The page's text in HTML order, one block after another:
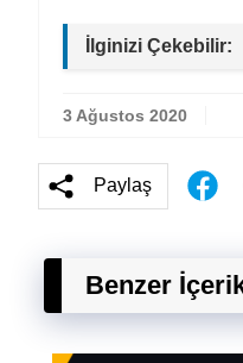
İlginizi Çekebilir:
3 Ağustos 2020
Paylaş
Benzer